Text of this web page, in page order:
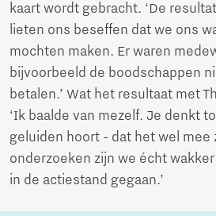
kaart wordt gebracht. ‘De
lieten ons beseffen dat we ons
mochten maken. Er waren
bijvoorbeeld de boodschappen
betalen.’ Wat het resultaat met
‘Ik baalde van mezelf. Je denkt
geluiden hoort - dat het wel mee
onderzoeken zijn we écht
in de actiestand gegaan.’